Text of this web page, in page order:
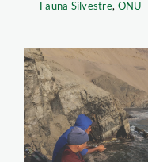
Fauna Silvestre, ONU
Diego